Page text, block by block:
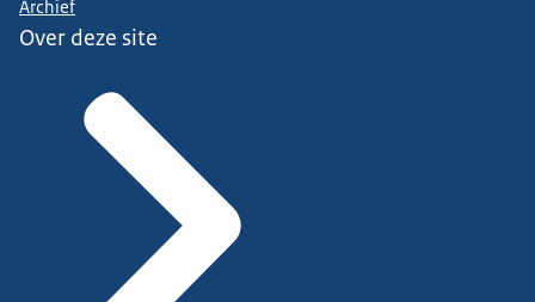
Archief
Over deze site